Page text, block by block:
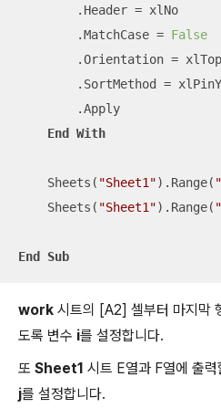
        .Header = xlNo
        .MatchCase =
False
.Orientation =
.SortMethod =
        .Apply
End
With
    Sheets(
"Sheet1").Range(
    Sheets(
"Sheet1").Range(
End Sub
work 시트의 [A2] 셀부터 마지막
도록 변수 i를 설정합니다.
또 Sheet1 시트 E열과 F열에 출
j를 설정합니다.